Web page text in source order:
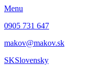
Menu
0905 731 647
makov@makov.sk
SKSlovensky